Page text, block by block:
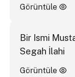
Görüntüle
Bir Ismi
Segah İlahi
Görüntüle